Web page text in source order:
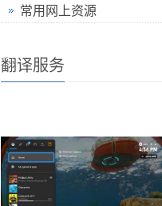
常用网上资源
翻译服务